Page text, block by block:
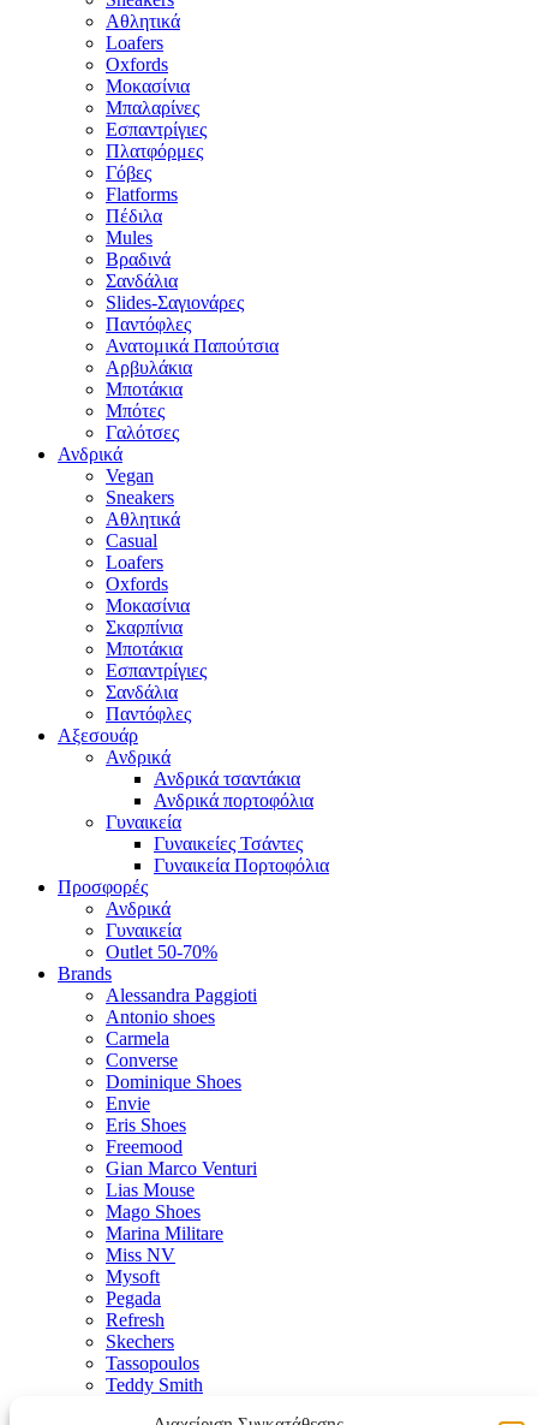
Αθλητικά
Loafers
Oxfords
Μοκασίνια
Μπαλαρίνες
Εσπαντρίγιες
Πλατφόρμες
Γόβες
Flatforms
Πέδιλα
Mules
Βραδινά
Σανδάλια
Slides-Σαγιονάρες
Παντόφλες
Ανατομικά Παπούτσια
Αρβυλάκια
Μποτάκια
Μπότες
Γαλότσες
Ανδρικά
Vegan
Sneakers
Αθλητικά
Casual
Loafers
Oxfords
Μοκασίνια
Σκαρπίνια
Μποτάκια
Εσπαντρίγιες
Σανδάλια
Παντόφλες
Αξεσουάρ
Ανδρικά
Ανδρικά τσαντάκια
Ανδρικά πορτοφόλια
Γυναικεία
Γυναικείες Τσάντες
Γυναικεία Πορτοφόλια
Προσφορές
Ανδρικά
Γυναικεία
Outlet 50-70%
Brands
Alessandra Paggioti
Antonio shoes
Carmela
Converse
Dominique Shoes
Envie
Eris Shoes
Freemood
Gian Marco Venturi
Lias Mouse
Mago Shoes
Marina Militare
Miss NV
Mysoft
Pegada
Refresh
Skechers
Tassopoulos
Teddy Smith